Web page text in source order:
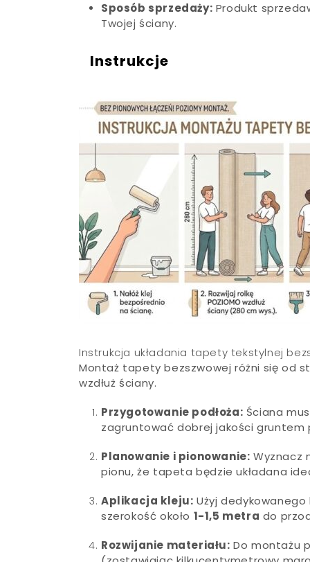
Sposób sprzedaży: Produkt
Twojej ściany.
Instrukcje
Instrukcja układania tapety tekstylnej
Montaż tapety bezszwowej różni się od
wzdłuż ściany.
Przygotowanie podłoża: Ściana
zagruntować dobrej jakości gruntem
Planowanie i pionowanie: Wyznacz
pionu, że tapeta będzie układana
Aplikacja kleju: Użyj
szerokość około 1-1,5 metra do
Rozwijanie materiału: Do montażu